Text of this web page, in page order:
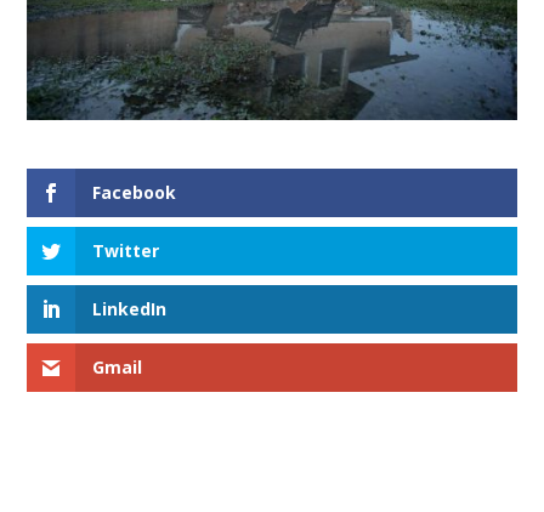
Facebook
Twitter
LinkedIn
Gmail